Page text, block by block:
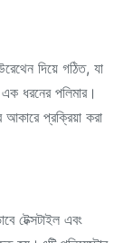
দিয়ে গঠিত, যা
ধরনের পলিমার।
প্রক্রিয়া করা
টেক্সটাইল এবং